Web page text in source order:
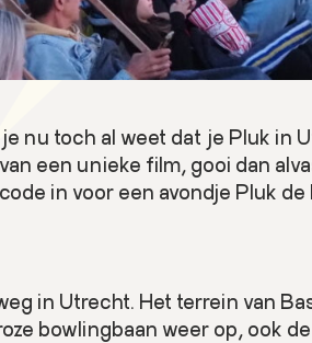
nu toch al weet dat je Pluk in
een unieke film, gooi dan
in voor een avondje Pluk
in Utrecht. Het terrein van
bowlingbaan weer op, ook